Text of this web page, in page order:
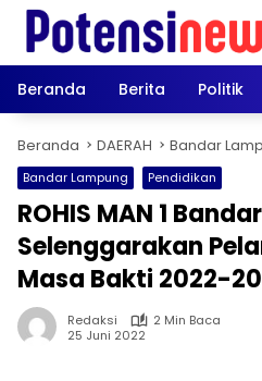
Langsung
konten
Beranda
Berita Politik
Beranda DAERAH Bandar
Bandar Lampung Pendidikan
ROHIS MAN 1
Selenggarakan
Masa Bakti 2022-
Redaksi
2 Min Baca
25 Juni 2022